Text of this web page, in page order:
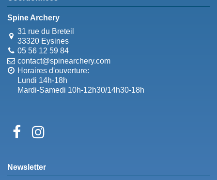
Spine Archery
31 rue du Breteil
33320 Eysines
05 56 12 59 84
contact@spinearchery.com
Horaires d'ouverture:
Lundi 14h-18h
Mardi-Samedi 10h-12h30/14h30-18h
Newsletter